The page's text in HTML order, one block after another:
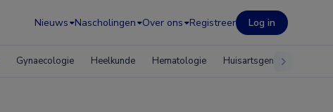
Nieuws Nascholingen Over ons Registreer Log in
Gynaecologie Heelkunde Hematologie Huisartsgeneeskunde